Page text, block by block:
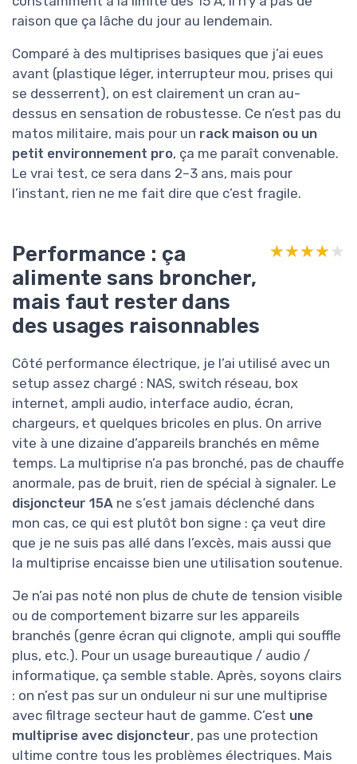
raison que ça lâche du jour au lendemain.
Comparé à des multiprises basiques que j’ai eues
avant (plastique léger, interrupteur mou, prises qui
se desserrent), on est clairement un cran au-
dessus en sensation de robustesse. Ce n’est pas du
matos militaire, mais pour un rack maison ou un
petit environnement pro, ça me paraît convenable.
Le vrai test, ce sera dans 2–3 ans, mais pour
l’instant, rien ne me fait dire que c’est fragile.
Performance : ça
alimente sans broncher,
mais faut rester dans
des usages raisonnables
★★★★★
★★★★★
Côté performance électrique, je l’ai utilisé avec un
setup assez chargé : NAS, switch réseau, box
internet, ampli audio, interface audio, écran,
chargeurs, et quelques bricoles en plus. On arrive
vite à une dizaine d’appareils branchés en même
temps. La multiprise n’a pas bronché, pas de chauffe
anormale, pas de bruit, rien de spécial à signaler. Le
disjoncteur 15A ne s’est jamais déclenché dans
mon cas, ce qui est plutôt bon signe : ça veut dire
que je ne suis pas allé dans l’excès, mais aussi que
la multiprise encaisse bien une utilisation soutenue.
Je n’ai pas noté non plus de chute de tension visible
ou de comportement bizarre sur les appareils
branchés (genre écran qui clignote, ampli qui souffle
plus, etc.). Pour un usage bureautique / audio /
informatique, ça semble stable. Après, soyons clairs
: on n’est pas sur un onduleur ni sur une multiprise
avec filtrage secteur haut de gamme. C’est une
multiprise avec disjoncteur, pas une protection
ultime contre tous les problèmes électriques. Mais